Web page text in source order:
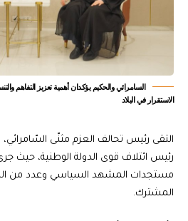
السامرائي والحكيم يؤكدان أهمية تعزيز التفاهم
الاستقرار في البلاد
التقى رئيس تحالف العزم مثنّى
رئيس ائتلاف قوى الدولة الوطنية، حيث
مستجدات المشهد السياسي وعدد من
المشترك.